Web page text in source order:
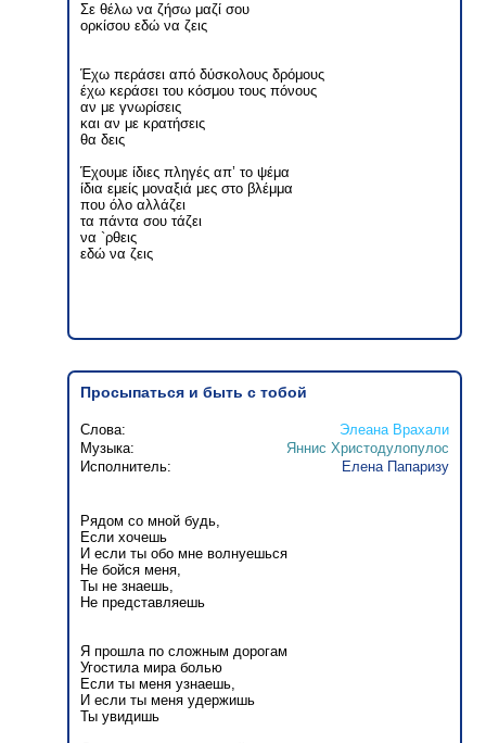
Σε θέλω να ζήσω μαζί σου
ορκίσου εδώ να ζεις
Έχω περάσει από δύσκολους δρόμους
έχω κεράσει του κόσμου τους πόνους
αν με γνωρίσεις
και αν με κρατήσεις
θα δεις
Έχουμε ίδιες πληγές απ’ το ψέμα
ίδια εμείς μοναξιά μες στο βλέμμα
που όλο αλλάζει
τα πάντα σου τάζει
να `ρθεις
εδώ να ζεις
Просыпаться и быть с тобой
Слова:
Элеана Врахали
Музыка:
Яннис Христодулопулос
Исполнитель:
Елена Папаризу
Рядом со мной будь,
Если хочешь
И если ты обо мне волнуешься
Не бойся меня,
Ты не знаешь,
Не представляешь
Я прошла по сложным дорогам
Угостила мира болью
Если ты меня узнаешь,
И если ты меня удержишь
Ты увидишь